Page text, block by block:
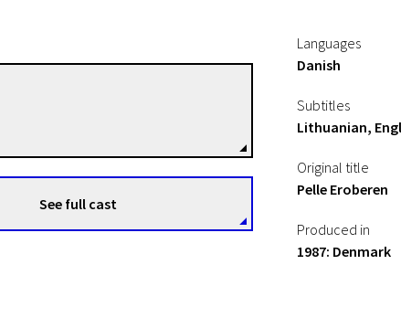
See full cast
Languages
Danish
Subtitles
Lithuanian,
Original title
Pelle Eroberen
Produced in
1987: Denmark